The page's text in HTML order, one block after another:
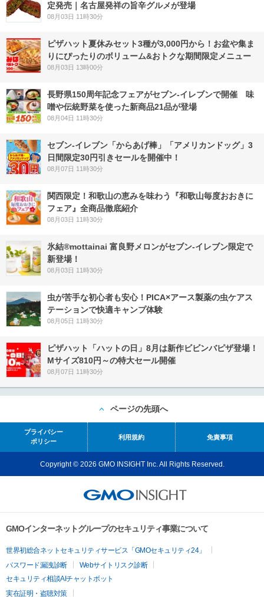
定発売｜名古屋発祥の旨辛グルメが登場
08月03日 11時30分
ピザハット夏休みセット3種が3,000円から！お盆や集ま
りにぴったりのボリューム&おトクな期間限定メニュー
08月03日 13時00分
長野県150周年記念フェアがセブン-イレブンで開催 味
噌や伝統野菜を使った新商品21品が登場
08月04日 11時30分
セブン‐イレブン「からあげ棒」「アメリカンドッグ」3
日間限定30円引きセールを開催中！
08月07日 11時30分
関西限定！和歌山の恵みを味わう『和歌山毎度おおきに
フェア』全商品徹底紹介
08月03日 11時30分
氷結®mottainai 富良野メロンがセブン‐イレブン限定で
新登場！
08月03日 11時30分
虫が苦手な初心者も安心！PICA×アース製薬の虫ケアス
テーションで快適キャンプ体験
08月05日 11時30分
ピザハット「ハットの日」8月は新作ビビンバピザ登場！
Mサイズ810円～の特大セール開催
08月07日 11時30分
ページの先頭へ
プライバシー
ポリシー
利用規約 免責事項
Copyright © 2026 GMO INSIGHT Inc. All Rights Reserved.
GMOインターネットグループのセキュリティ事業について
世界初総合ネットセキュリティサービス「GMOセキュリティ24」
パスワード漏洩診断
Webサイトリスク診断
セキュリティ相談AIチャットボット
実在証明・盗聴対策